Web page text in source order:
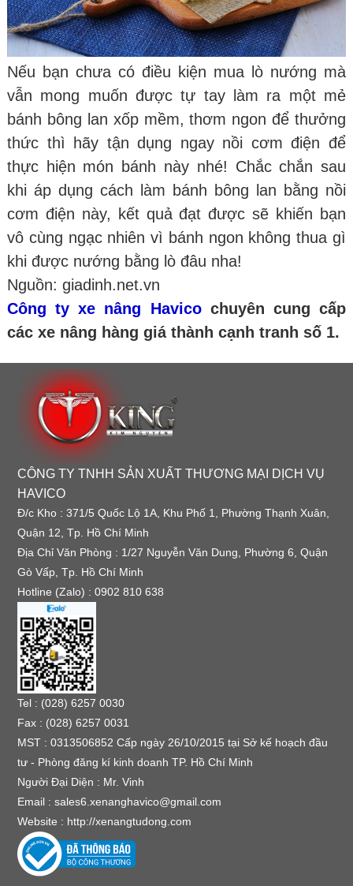
Nếu bạn chưa có điều kiện mua lò nướng mà
vẫn mong muốn được tự tay làm ra một mẻ
bánh bông lan xốp mềm, thơm ngon để thưởng
thức thì hãy tận dụng ngay nồi cơm điện để
thực hiện món bánh này nhé! Chắc chắn sau
khi áp dụng cách làm bánh bông lan bằng nồi
cơm điện này, kết quả đạt được sẽ khiến bạn
vô cùng ngạc nhiên vì bánh ngon không thua gì
khi được nướng bằng lò đâu nha!
Nguồn: giadinh.net.vn
Công ty xe nâng Havicochuyên cung cấp
các xe nâng hàng giá thành cạnh tranh số 1.
CÔNG TY TNHH SẢN XUẤT THƯƠNG MẠI DỊCH VỤ
HAVICO
Đ/c Kho : 371/5 Quốc Lộ 1A, Khu Phố 1, Phường Thạnh Xuân,
Quận 12, Tp. Hồ Chí Minh
Địa Chỉ Văn Phòng : 1/27 Nguyễn Văn Dung, Phường 6, Quận
Gò Vấp, Tp. Hồ Chí Minh
Hotline (Zalo) : 0902 810 638
Tel : (028) 6257 0030
Fax : (028) 6257 0031
MST : 0313506852 Cấp ngày 26/10/2015 tại Sở kế hoạch đầu
tư - Phòng đăng kí kinh doanh TP. Hồ Chí Minh
Người Đại Diện : Mr. Vinh
Email :sales6.xenanghavico@gmail.com
Website : http://xenangtudong.com